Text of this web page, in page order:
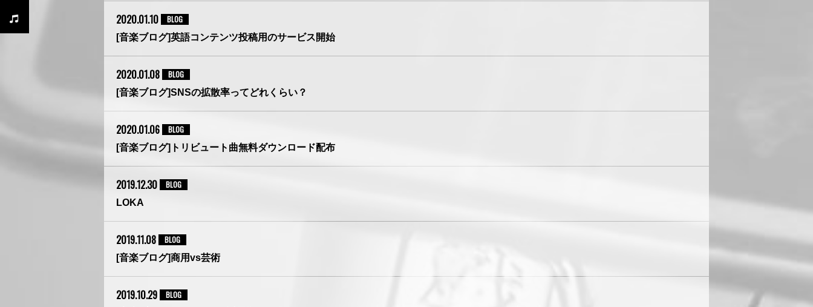
2020.01.10
BLOG
[音楽ブログ]英語コンテンツ投稿用のサービス開始
2020.01.08
BLOG
[音楽ブログ]SNSの拡散率ってどれくらい？
2020.01.06
BLOG
[音楽ブログ]トリビュート曲無料ダウンロード配布
2019.12.30
BLOG
LOKA
2019.11.08
BLOG
[音楽ブログ]商用vs芸術
2019.10.29
BLOG